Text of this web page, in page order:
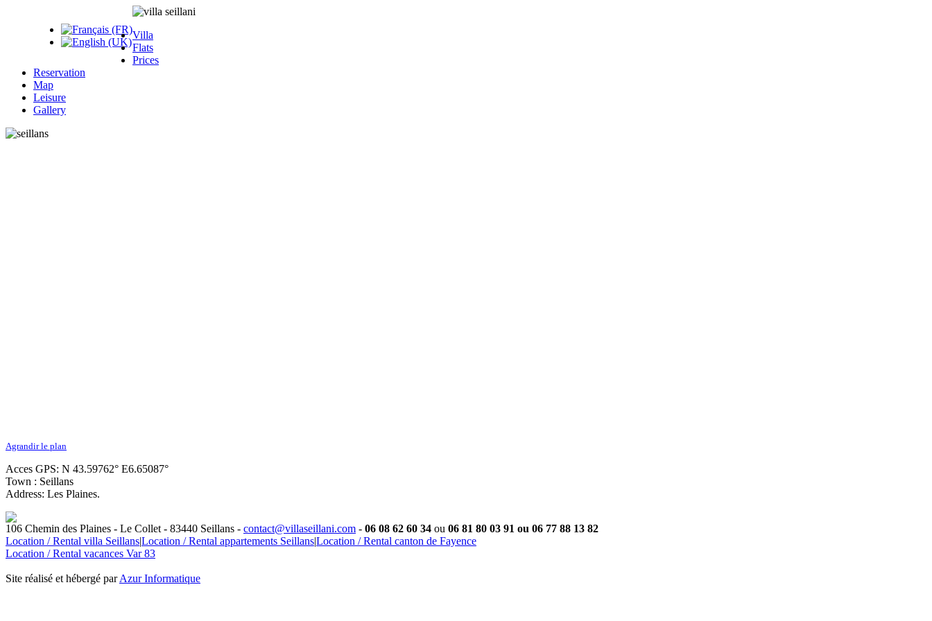
Villa
Flats
Prices
Reservation
Map
Leisure
Gallery
Agrandir le plan
Acces GPS: N 43.59762° E6.65087°
Town : Seillans
Address: Les Plaines.
106 Chemin des Plaines - Le Collet - 83440 Seillans - contact@villaseillani.com - 06 08 62 60 34 ou 06 81 80 03 91 ou 06 77 88 13 82
Location / Rental villa Seillans|Location / Rental appartements Seillans|Location / Rental canton de Fayence
Location / Rental vacances Var 83
Site réalisé et hébergé parAzur Informatique